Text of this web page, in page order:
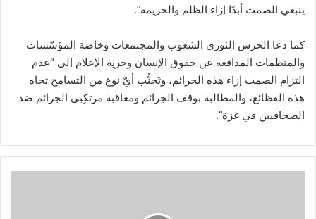
ينبغي الصمت أبدًا إزاء الظلم والجريمة”.
كما دعا الحرس الثوري الشعوب والمجتمعات وخاصة المؤسّسات
والمنظمات المدافعة عن حقوق الإنسان وحرية الإعلام إلى “عدم
التزام الصمت إزاء هذه الجرائم، وتَجنُّب أيّ نوع من التسامح تجاه
هذه الفظائع، والمطالبة بوقف الجرائم ومعاقبة مرتكِبي الجرائم ضد
الصحافيين في غزة”.